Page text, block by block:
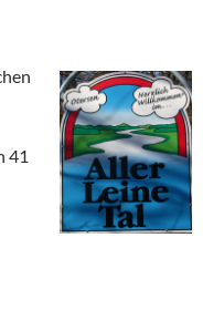
41
EU-Förder-Region |